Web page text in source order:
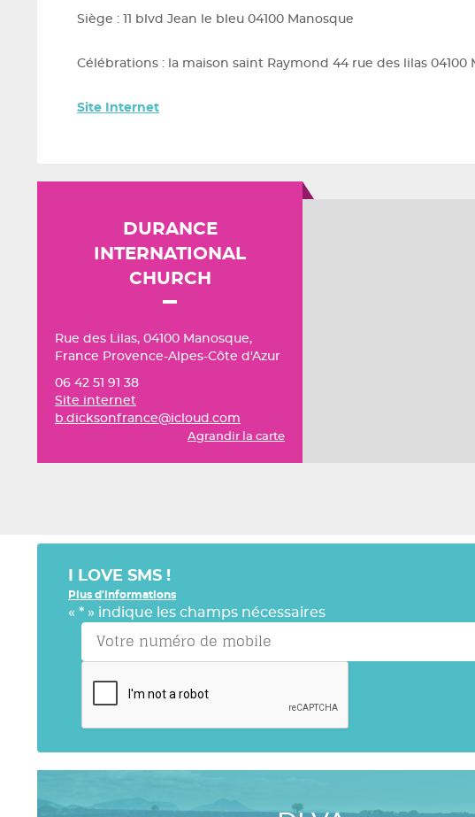
Siège : 11 blvd Jean le bleu 04100 Manosque
Célébrations : la maison saint Raymond 44 rue des lilas 04100
Site Internet
DURANCE
INTERNATIONAL
CHURCH
Rue des Lilas, 04100 Manosque,
France Provence-Alpes-Côte d'Azur
06 42 51 91 38
Site internet
b.dicksonfrance@icloud.com
Agrandir la carte
I LOVE SMS !
Plus d'informations
« * » indique les champs nécessaires